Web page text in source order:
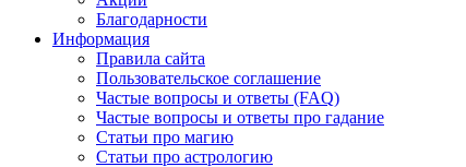
Благодарности
Информация
Правила сайта
Пользовательское соглашение
Частые вопросы и ответы (FAQ)
Частые вопросы и ответы про гадание
Статьи про магию
Статьи про астрологию